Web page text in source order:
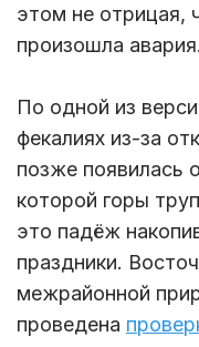
этом не отрицая,
произошла авария.
По одной из
фекалиях из-за
позже появилась
которой горы
это падёж
праздники.
межрайонной
проведена